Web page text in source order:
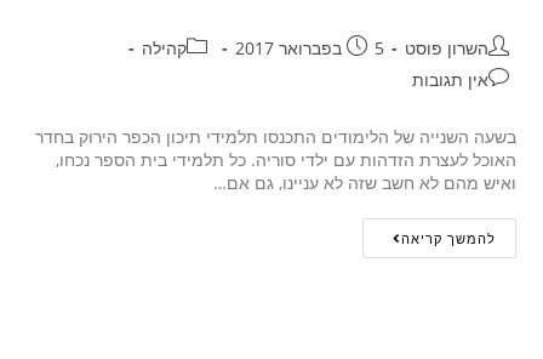
השרון פוסט 5 בפברואר 2017
קהילה
אין תגובות
בשעה השנייה של הלימודים התכנסו תלמידי תיכון הכפר הירוק בחדר
האוכל לעצרת הזדהות עם ילדי סוריה. כל תלמידי בית הספר נכחו,
ואיש מהם לא חשב שזה לא עניינו, גם אם…
להמשך קריאה